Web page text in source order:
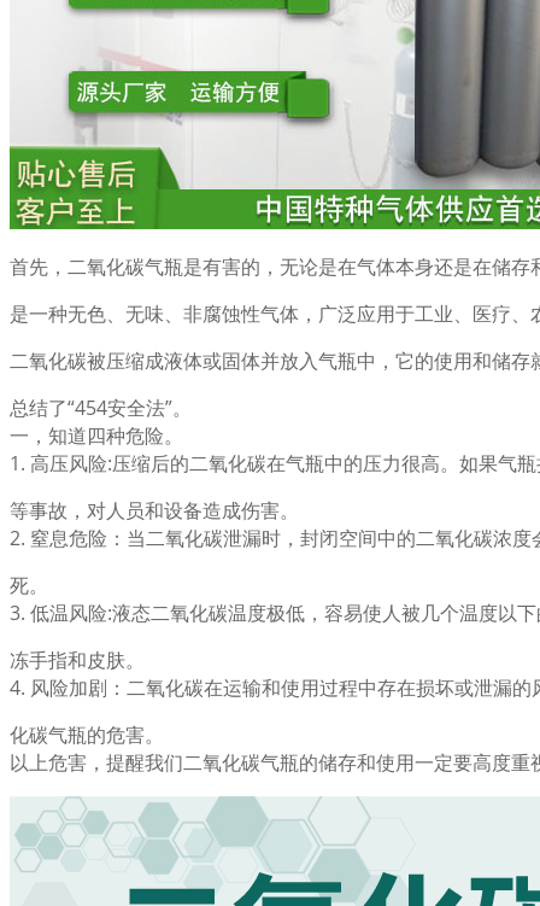
首先，二氧化碳气瓶是有害的，无论是在气体本身还是在储存
是一种无色、无味、非腐蚀性气体，广泛应用于工业、医疗
二氧化碳被压缩成液体或固体并放入气瓶中，它的使用和储存
总结了“454安全法”。
一，知道四种危险。
1. 高压风险:压缩后的二氧化碳在气瓶中的压力很高。如果气
等事故，对人员和设备造成伤害。
2. 窒息危险：当二氧化碳泄漏时，封闭空间中的二氧化碳浓
死。
3. 低温风险:液态二氧化碳温度极低，容易使人被几个温度以
冻手指和皮肤。
4. 风险加剧：二氧化碳在运输和使用过程中存在损坏或泄漏
化碳气瓶的危害。
以上危害，提醒我们二氧化碳气瓶的储存和使用一定要高度重